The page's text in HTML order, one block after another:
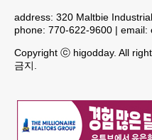
address: 320 Maltbie
phone: 770-622-9600 | email:
Copyright ⓒ higodday. All
금지.